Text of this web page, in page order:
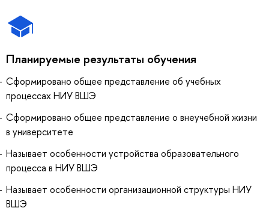
Планируемые результаты обучения
Сформировано общее представление об учебных
процессах НИУ ВШЭ
Сформировано общее представление о внеучебной жизни
в университете
Называет особенности устройства образовательного
процесса в НИУ ВШЭ
Называет особенности организационной структуры НИУ
ВШЭ